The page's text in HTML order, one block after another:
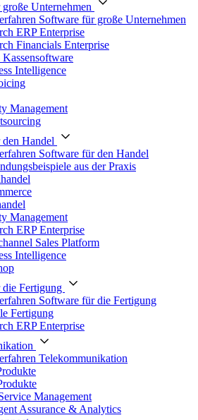
Unternehmen
Software für große Unternehmen
ERP Enterprise
Financials Enterprise
Intelligence
Management
Handel
Software für den Handel
aus der Praxis
Management
ERP Enterprise
Sales Platform
Intelligence
Fertigung
Software für die Fertigung
Fertigung
ERP Enterprise
Telekommunikation
Management
Assurance & Analytics